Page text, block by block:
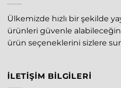
Ülkemizde hızlı bir şekilde
ürünleri güvenle
ürün seçeneklerini sizlere
İLETIŞIM BILGILERI